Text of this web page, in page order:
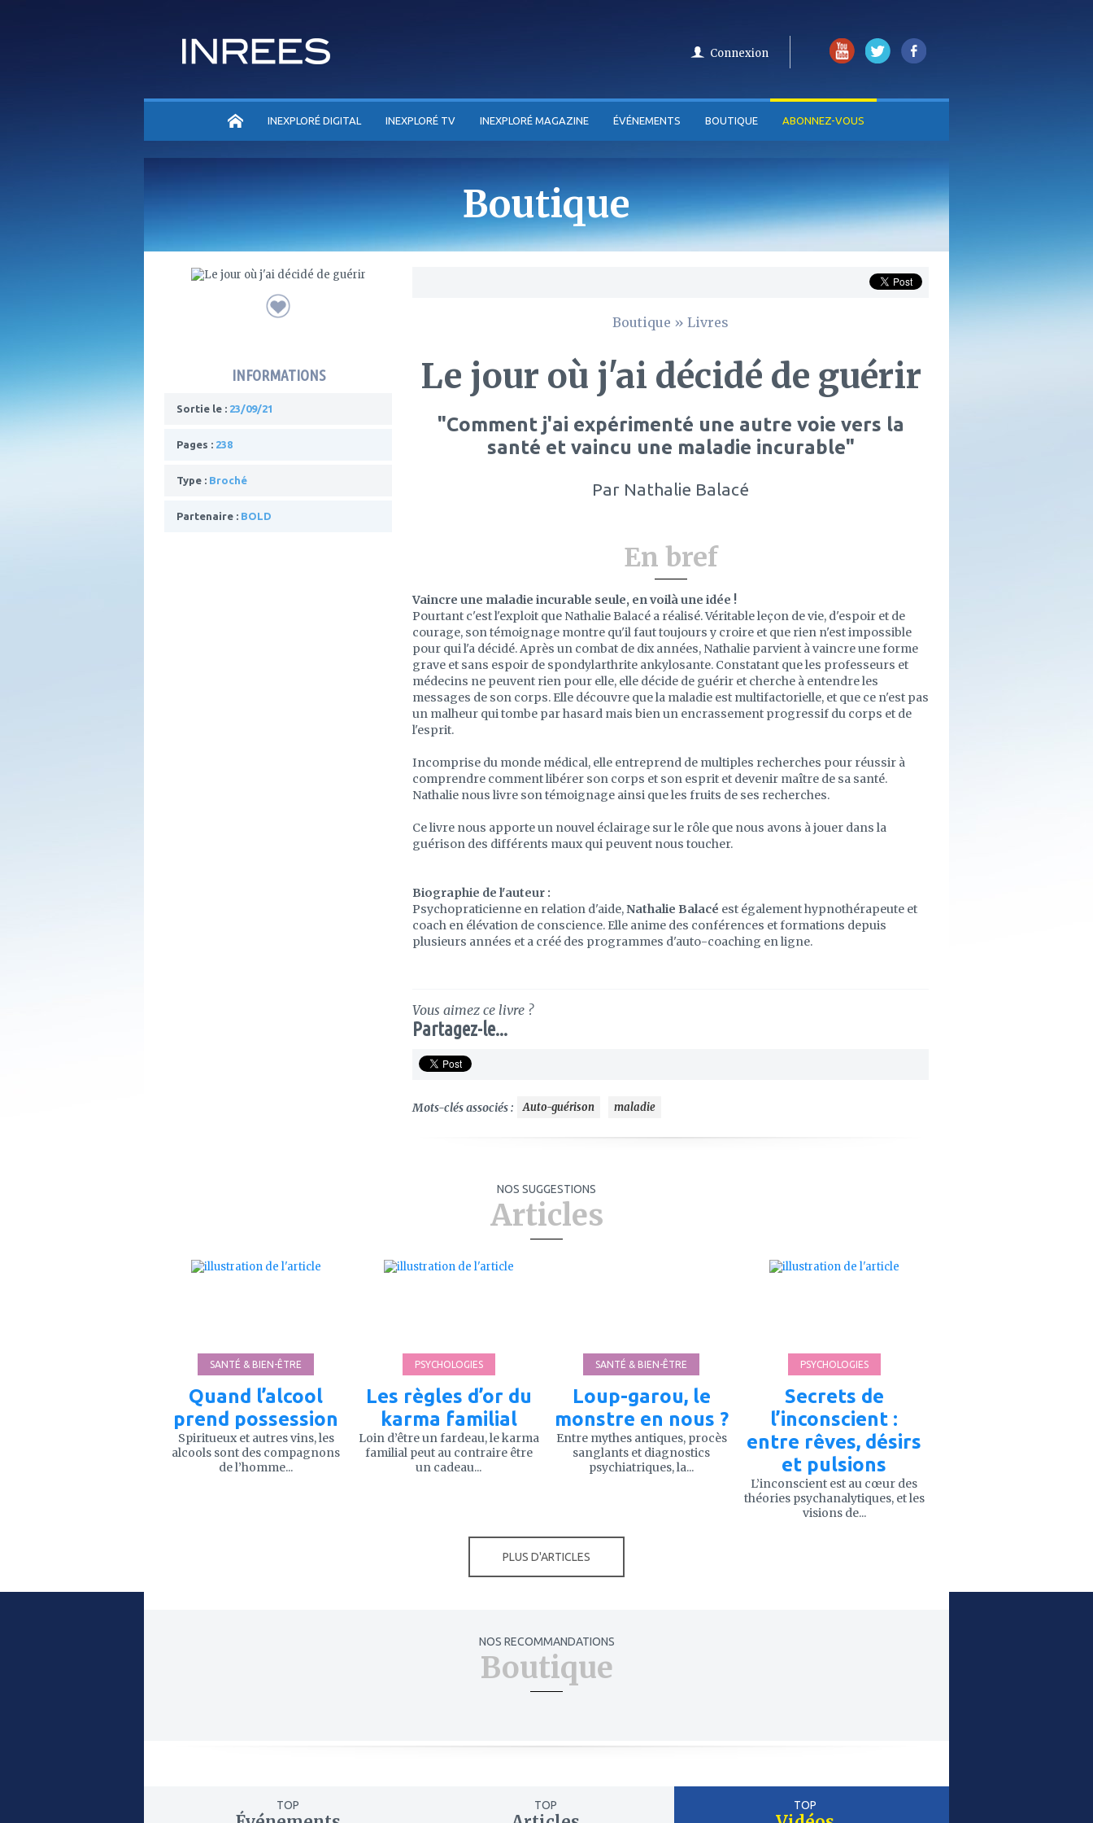
Connexion
ACCUEILINEXPLORÉ DIGITAL INEXPLORÉ TV INEXPLORÉ MAGAZINE ÉVÉNEMENTS BOUTIQUE ABONNEZ-VOUS
Boutique
INFORMATIONS
Sortie le : 23/09/21
Pages : 238
Type : Broché
Partenaire : BOLD
Boutique » Livres
Le jour où j'ai décidé de guérir
"Comment j'ai expérimenté une autre voie vers la
santé et vaincu une maladie incurable"
Par Nathalie Balacé
En bref
Vaincre une maladie incurable seule, en voilà une idée !
Pourtant c'est l'exploit que Nathalie Balacé a réalisé. Véritable leçon de vie, d'espoir et de
courage, son témoignage montre qu'il faut toujours y croire et que rien n'est impossible
pour qui l'a décidé. Après un combat de dix années, Nathalie parvient à vaincre une forme
grave et sans espoir de spondylarthrite ankylosante. Constatant que les professeurs et
médecins ne peuvent rien pour elle, elle décide de guérir et cherche à entendre les
messages de son corps. Elle découvre que la maladie est multifactorielle, et que ce n'est pas
un malheur qui tombe par hasard mais bien un encrassement progressif du corps et de
l'esprit.
Incomprise du monde médical, elle entreprend de multiples recherches pour réussir à
comprendre comment libérer son corps et son esprit et devenir maître de sa santé.
Nathalie nous livre son témoignage ainsi que les fruits de ses recherches.
Ce livre nous apporte un nouvel éclairage sur le rôle que nous avons à jouer dans la
guérison des différents maux qui peuvent nous toucher.
Biographie de l'auteur :
Psychopraticienne en relation d'aide,Nathalie Balacé est également hypnothérapeute et
coach en élévation de conscience. Elle anime des conférences et formations depuis
plusieurs années et a créé des programmes d'auto-coaching en ligne.
Vous aimez ce livre ?
Partagez-le...
Mots-clés associés : Auto-guérison maladie
NOS SUGGESTIONS
Articles
SANTÉ & BIEN-ÊTRE
Quand l’alcool
prend possession
Spiritueux et autres vins, les
alcools sont des compagnons
de l’homme...
PSYCHOLOGIES
Les règles d’or du
karma familial
Loin d’être un fardeau, le karma
familial peut au contraire être
un cadeau...
SANTÉ & BIEN-ÊTRE
Loup-garou, le
monstre en nous ?
Entre mythes antiques, procès
sanglants et diagnostics
psychiatriques, la...
PSYCHOLOGIES
Secrets de
l’inconscient :
entre rêves, désirs
et pulsions
L’inconscient est au cœur des
théories psychanalytiques, et les
visions de...
PLUS D'ARTICLES
NOS RECOMMANDATIONS
Boutique
TOP TOP TOP